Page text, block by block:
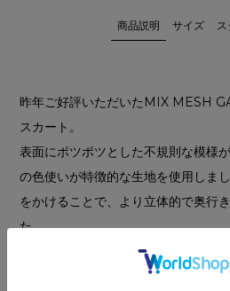
商品説明 サイズ
昨年ご好評いただいたMIX MESH
スカート。
表面にポツポツとした不規則な模様
の色使いが特徴的な生地を使用しま
をかけることで、より立体的で奥行
た。
ややローウエスト設定にしており、同
MESH GATHER N/S TOPS
とセッ